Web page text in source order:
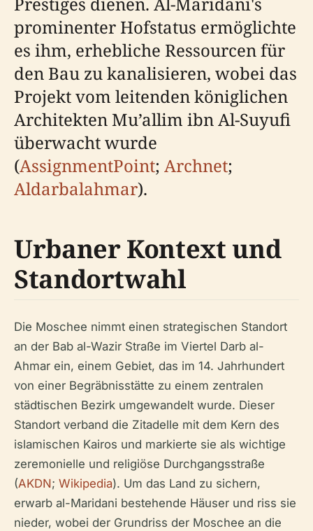
prominenter Hofstatus ermöglichte
es ihm, erhebliche Ressourcen für
den Bau zu kanalisieren, wobei das
Projekt vom leitenden königlichen
Architekten Mu’allim ibn Al-Suyufi
überwacht wurde
(AssignmentPoint; Archnet;
Aldarbalahmar).
Urbaner Kontext und
Standortwahl
Die Moschee nimmt einen strategischen Standort
an der Bab al-Wazir Straße im Viertel Darb al-
Ahmar ein, einem Gebiet, das im 14. Jahrhundert
von einer Begräbnisstätte zu einem zentralen
städtischen Bezirk umgewandelt wurde. Dieser
Standort verband die Zitadelle mit dem Kern des
islamischen Kairos und markierte sie als wichtige
zeremonielle und religiöse Durchgangsstraße
(AKDN; Wikipedia). Um das Land zu sichern,
erwarb al-Maridani bestehende Häuser und riss sie
nieder, wobei der Grundriss der Moschee an die